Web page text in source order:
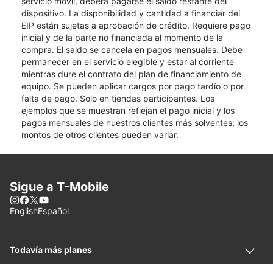
dispositivo. La disponibilidad y cantidad a financiar del
EIP están sujetas a aprobación de crédito. Requiere pago
inicial y de la parte no financiada al momento de la
compra. El saldo se cancela en pagos mensuales. Debe
permanecer en el servicio elegible y estar al corriente
mientras dure el contrato del plan de financiamiento de
equipo. Se pueden aplicar cargos por pago tardío o por
falta de pago. Solo en tiendas participantes. Los
ejemplos que se muestran reflejan el pago inicial y los
pagos mensuales de nuestros clientes más solventes; los
montos de otros clientes pueden variar.